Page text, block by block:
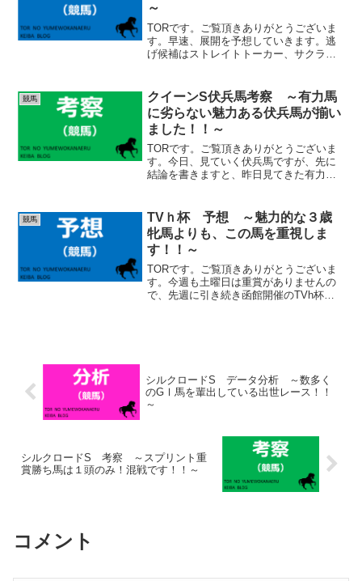
～
TORです。ご覧頂きありがとうございま
す。早速、展開を予想していきます。逃
げ候補はストレイトトーカー、サクラフ
で、余程スタートに差がない限り、先手
を取ると思います。コース...
競馬
クイーンS伏兵馬考察 ～有力馬
に劣らない魅力ある伏兵馬が揃い
ました！！～
TORです。ご覧頂きありがとうございま
す。今日、見ていく伏兵馬ですが、先に
結論を書きますと、昨日見てきた有力馬
券的にも楽しみです。伏兵馬考察
（netkeiba想定人気順...
競馬
TVｈ杯 予想 ～魅力的な３歳
牝馬よりも、この馬を重視しま
す！！～
TORです。ご覧頂きありがとうございま
す。今週も土曜日は重賞がありませんの
で、先週に引き続き函館開催のTVh杯を
シルクロードS データ分析 ～数多く
のGⅠ馬を輩出している出世レース！！
～
シルクロードS 考察 ～スプリント重
賞勝ち馬は１頭のみ！混戦です！！～
コメント